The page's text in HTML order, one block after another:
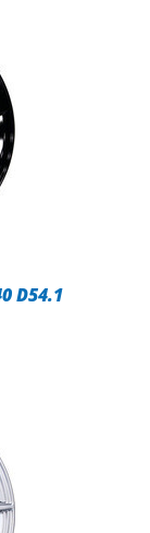
D54.1